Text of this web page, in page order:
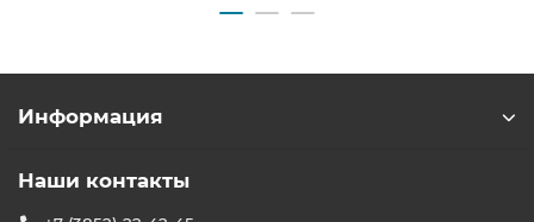
Информация
Наши контакты